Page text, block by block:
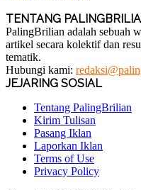
TENTANG
PalingBrilian adalah sebuah
artikel secara kolektif dan
tematik.
Hubungi kami:
JEJARING SOSIAL
Tentang PalingBrilian
Kirim Tulisan
Pasang Iklan
Laporkan Iklan
Terms of Use
Privacy Policy